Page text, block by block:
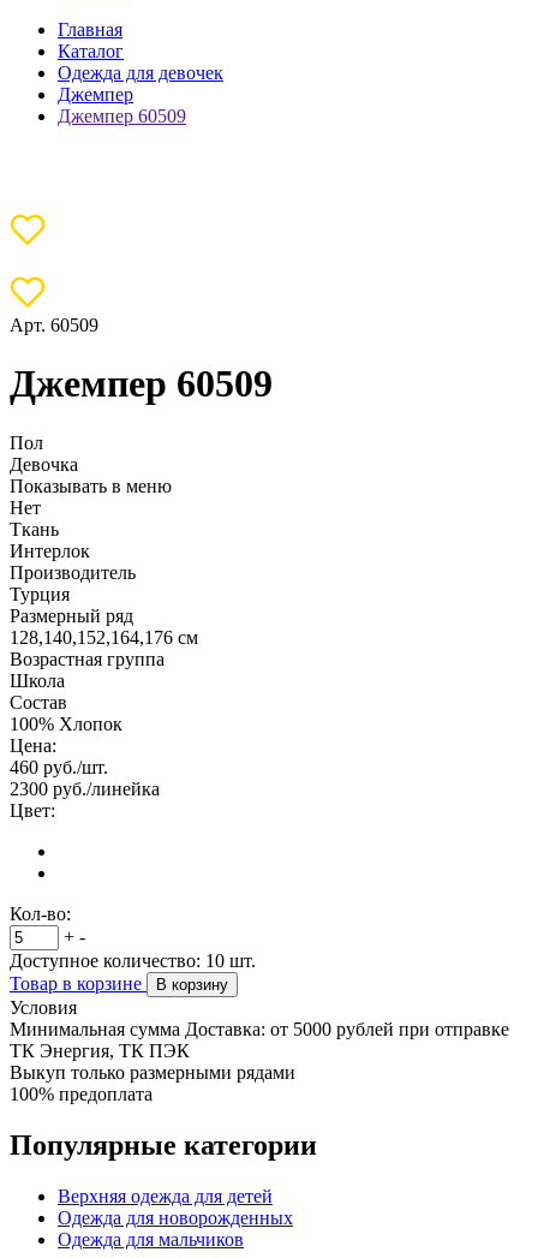
Главная
Каталог
Одежда для девочек
Джемпер
Джемпер 60509
Арт. 60509
Джемпер 60509
Пол
Девочка
Показывать в меню
Нет
Ткань
Интерлок
Производитель
Турция
Размерный ряд
128,140,152,164,176 см
Возрастная группа
Школа
Состав
100% Хлопок
Цена:
460 руб./шт.
2300 руб./линейка
Цвет:
Кол-во:
+ -
Доступное количество: 10 шт.
Товар в корзине
В корзину
Условия
Минимальная сумма Доставка: от 5000 рублей при отправке
ТК Энергия, ТК ПЭК
Выкуп только размерными рядами
100% предоплата
Популярные категории
Верхняя одежда для детей
Одежда для новорожденных
Одежда для мальчиков